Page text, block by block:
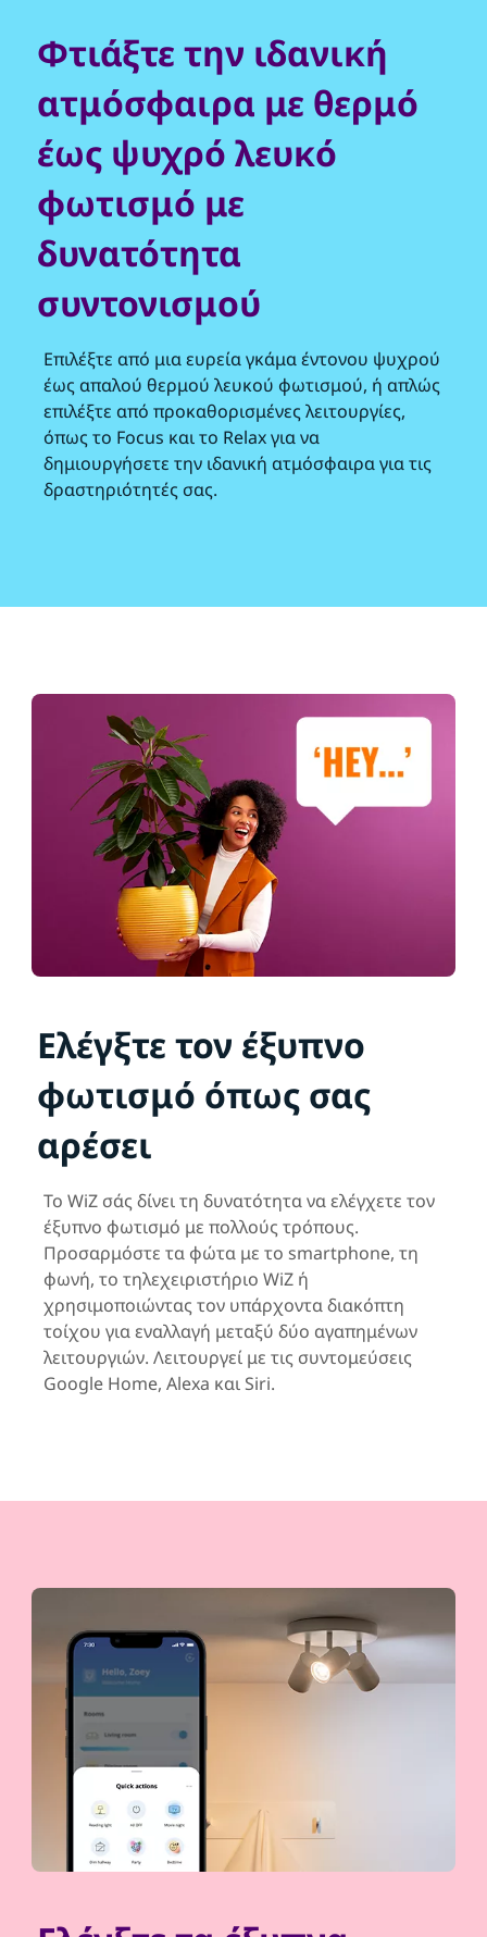
Φτιάξτε την ιδανική
ατμόσφαιρα με θερμό
έως ψυχρό λευκό
φωτισμό με
δυνατότητα
συντονισμού
Επιλέξτε από μια ευρεία γκάμα έντονου ψυχρού
έως απαλού θερμού λευκού φωτισμού, ή απλώς
επιλέξτε από προκαθορισμένες λειτουργίες,
όπως το Focus και το Relax για να
δημιουργήσετε την ιδανική ατμόσφαιρα για τις
δραστηριότητές σας.
Ελέγξτε τον έξυπνο
φωτισμό όπως σας
αρέσει
Το WiZ σάς δίνει τη δυνατότητα να ελέγχετε τον
έξυπνο φωτισμό με πολλούς τρόπους.
Προσαρμόστε τα φώτα με το smartphone, τη
φωνή, το τηλεχειριστήριο WiZ ή
χρησιμοποιώντας τον υπάρχοντα διακόπτη
τοίχου για εναλλαγή μεταξύ δύο αγαπημένων
λειτουργιών. Λειτουργεί με τις συντομεύσεις
Google Home, Alexa και Siri.